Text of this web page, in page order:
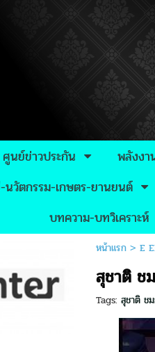
ศูนย์ข่าวประกัน พลังงา
-นวัตกรรม-เกษตร-ยานยนต์
บทความ-บทวิเคราะห์
หน้าแรก> E
สุชาติ ช
Tags:สุชาติ ช